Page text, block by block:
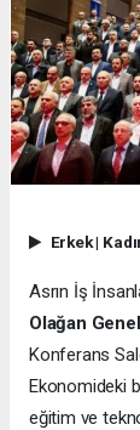
Erkek|
Asrın İş
Olağan
Konferans
Ekonomideki
eğitim ve